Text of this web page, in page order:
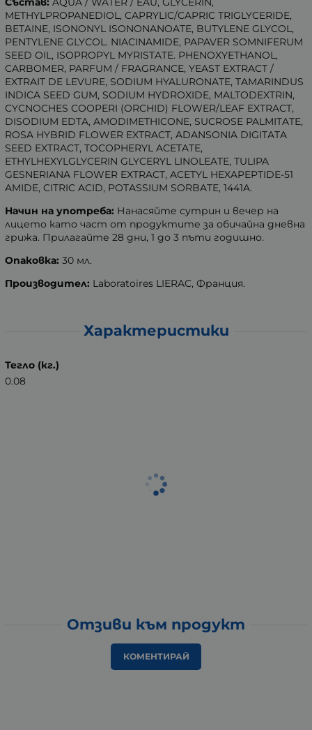
METHYLPROPANEDIOL, CAPRYLIC/CAPRIC TRIGLYCERIDE,
BETAINE, ISONONYL ISONONANOATE, BUTYLENE GLYCOL,
PENTYLENE GLYCOL. NIACINAMIDE, PAPAVER SOMNIFERUM
SEED OIL, ISOPROPYL MYRISTATE. PHENOXYETHANOL,
CARBOMER, PARFUM / FRAGRANCE, YEAST EXTRACT /
EXTRAIT DE LEVURE, SODIUM HYALURONATE, TAMARINDUS
INDICA SEED GUM, SODIUM HYDROXIDE, MALTODEXTRIN,
CYCNOCHES COOPERI (ORCHID) FLOWER/LEAF EXTRACT,
DISODIUM EDTA, AMODIMETHICONE, SUCROSE PALMITATE,
ROSA HYBRID FLOWER EXTRACT, ADANSONIA DIGITATA
SEED EXTRACT, TOCOPHERYL ACETATE,
ETHYLHEXYLGLYCERIN GLYCERYL LINOLEATE, TULIPA
GESNERIANA FLOWER EXTRACT, ACETYL HEXAPEPTIDE-51
AMIDE, CITRIC ACID, POTASSIUM SORBATE, 1441A.
Начин на употреба: Нанасяйте сутрин и вечер на
лицето като част от продуктите за обичайна дневна
грижа. Прилагайте 28 дни, 1 до 3 пъти годишно.
Опаковка: 30 мл.
Производител: Laboratoires LIERAC, Франция.
Характеристики
Тегло (кг.)
0.08
Отзиви към продукт
КОМЕНТИРАЙ